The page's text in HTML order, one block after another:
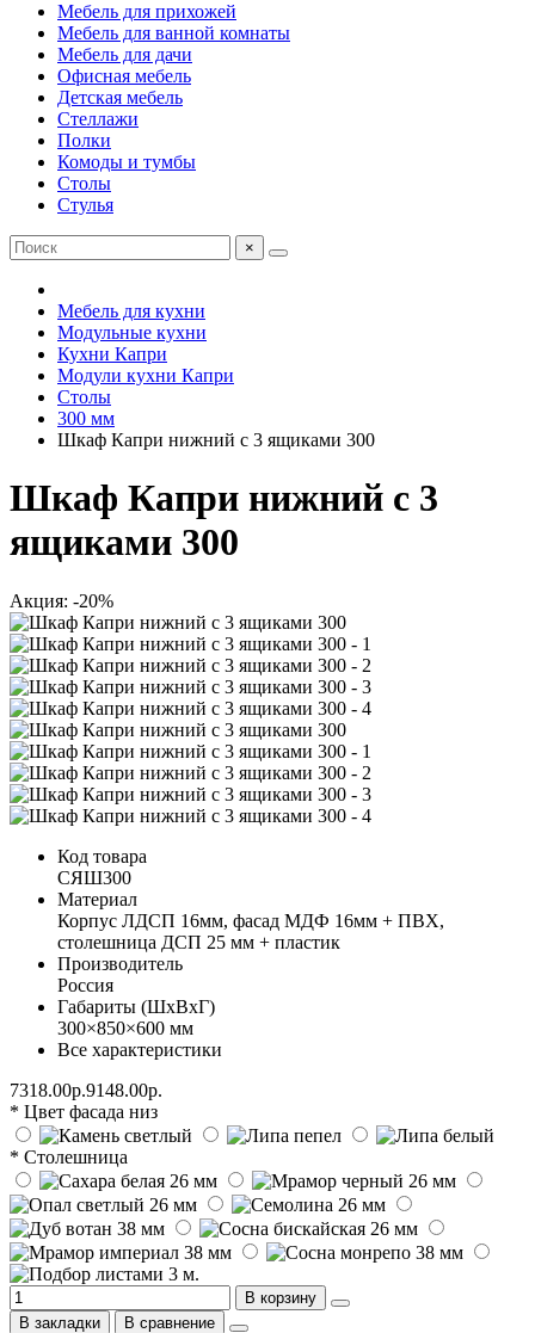
Мебель для прихожей
Мебель для ванной комнаты
Мебель для дачи
Офисная мебель
Детская мебель
Стеллажи
Полки
Комоды и тумбы
Столы
Стулья
×
Мебель для кухни
Модульные кухни
Кухни Капри
Модули кухни Капри
Столы
300 мм
Шкаф Капри нижний с 3 ящиками 300
Шкаф Капри нижний с 3
ящиками 300
Акция: -20%
Код товара
СЯШ300
Материал
Корпус ЛДСП 16мм, фасад МДФ 16мм + ПВХ,
столешница ДСП 25 мм + пластик
Производитель
Россия
Габариты (ШхВхГ)
300×850×600 мм
Все характеристики
7318.00р.9148.00р.
* Цвет фасада низ
* Столешница
В корзину
В закладки
В сравнение